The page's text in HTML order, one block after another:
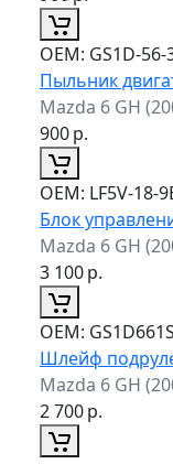
ОЕМ: GS1D-56-
Пыльник
Mazda 6 GH
900р.
ОЕМ: LF5V-18-
Блок
Mazda 6 GH
3 100р.
ОЕМ:
Шлейф
Mazda 6 GH
2 700р.